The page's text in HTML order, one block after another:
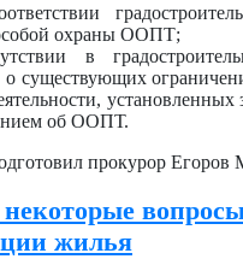
охраны ООПТ;
в
о существующих
установленных
об ООПТ.
прокурор
жилья